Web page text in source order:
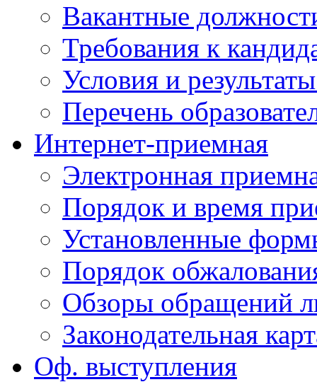
Вакантные
Требования к
Условия и
Перечень
Интернет-приемная
Электронная
Порядок и время
Установленные
Порядок
Обзоры обращений
Законодательная
Оф. выступления